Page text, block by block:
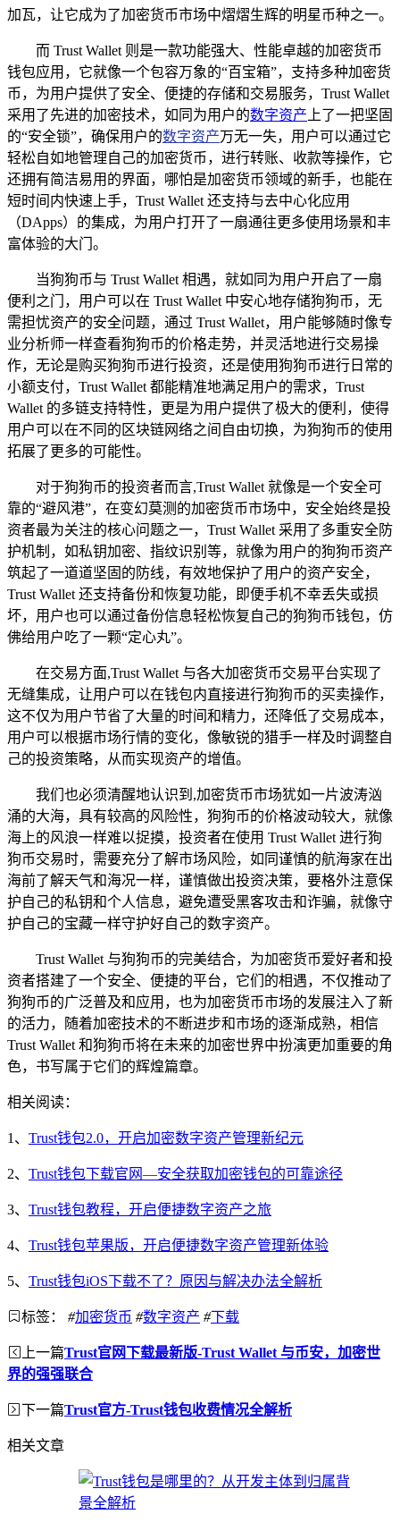
加瓦，让它成为了加密货币市场中熠熠生辉的明星币种之一。
而 Trust Wallet 则是一款功能强大、性能卓越的加密货币
钱包应用，它就像一个包容万象的“百宝箱”，支持多种加密货
币，为用户提供了安全、便捷的存储和交易服务，Trust Wallet
采用了先进的加密技术，如同为用户的数字资产 上了一把坚固
的“安全锁”，确保用户的数字资产万无一失，用户可以通过它
轻松自如地管理自己的加密货币，进行转账、收款等操作，它
还拥有简洁易用的界面，哪怕是加密货币领域的新手，也能在
短时间内快速上手，Trust Wallet 还支持与去中心化应用
（DApps）的集成，为用户打开了一扇通往更多使用场景和丰
富体验的大门。
当狗狗币与 Trust Wallet 相遇，就如同为用户开启了一扇
便利之门，用户可以在 Trust Wallet 中安心地存储狗狗币，无
需担忧资产的安全问题，通过 Trust Wallet，用户能够随时像专
业分析师一样查看狗狗币的价格走势，并灵活地进行交易操
作，无论是购买狗狗币进行投资，还是使用狗狗币进行日常的
小额支付，Trust Wallet 都能精准地满足用户的需求，Trust
Wallet 的多链支持特性，更是为用户提供了极大的便利，使得
用户可以在不同的区块链网络之间自由切换，为狗狗币的使用
拓展了更多的可能性。
对于狗狗币的投资者而言,Trust Wallet 就像是一个安全可
靠的“避风港”，在变幻莫测的加密货币市场中，安全始终是投
资者最为关注的核心问题之一，Trust Wallet 采用了多重安全防
护机制，如私钥加密、指纹识别等，就像为用户的狗狗币资产
筑起了一道道坚固的防线，有效地保护了用户的资产安全，
Trust Wallet 还支持备份和恢复功能，即便手机不幸丢失或损
坏，用户也可以通过备份信息轻松恢复自己的狗狗币钱包，仿
佛给用户吃了一颗“定心丸”。
在交易方面,Trust Wallet 与各大加密货币交易平台实现了
无缝集成，让用户可以在钱包内直接进行狗狗币的买卖操作，
这不仅为用户节省了大量的时间和精力，还降低了交易成本，
用户可以根据市场行情的变化，像敏锐的猎手一样及时调整自
己的投资策略，从而实现资产的增值。
我们也必须清醒地认识到,加密货币市场犹如一片波涛汹
涌的大海，具有较高的风险性，狗狗币的价格波动较大，就像
海上的风浪一样难以捉摸，投资者在使用 Trust Wallet 进行狗
狗币交易时，需要充分了解市场风险，如同谨慎的航海家在出
海前了解天气和海况一样，谨慎做出投资决策，要格外注意保
护自己的私钥和个人信息，避免遭受黑客攻击和诈骗，就像守
护自己的宝藏一样守护好自己的数字资产。
Trust Wallet 与狗狗币的完美结合，为加密货币爱好者和投
资者搭建了一个安全、便捷的平台，它们的相遇，不仅推动了
狗狗币的广泛普及和应用，也为加密货币市场的发展注入了新
的活力，随着加密技术的不断进步和市场的逐渐成熟，相信
Trust Wallet 和狗狗币将在未来的加密世界中扮演更加重要的角
色，书写属于它们的辉煌篇章。
相关阅读：
1、 Trust钱包2.0，开启加密数字资产管理新纪元
2、 Trust钱包下载官网—安全获取加密钱包的可靠途径
3、 Trust钱包教程，开启便捷数字资产之旅
4、 Trust钱包苹果版，开启便捷数字资产管理新体验
5、 Trust钱包iOS下载不了？原因与解决办法全解析
标签： #加密货币 #数字资产 #下载
上一篇Trust官网下载最新版-Trust Wallet 与币安，加密世
界的强强联合
下一篇Trust官方-Trust钱包收费情况全解析
相关文章